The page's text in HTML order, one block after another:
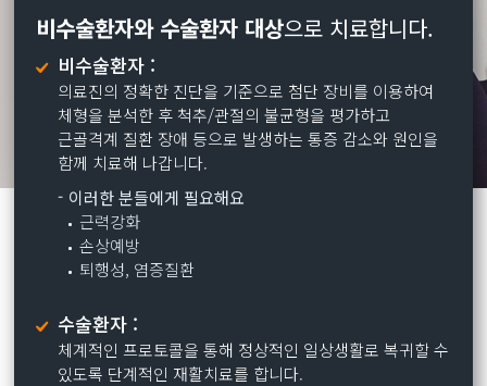
비수술환자와 수술환자 대상으로 치료합니다.
비수술환자 :
의료진의 정확한 진단을 기준으로 첨단 장비를 이용하여
체형을 분석한 후 척추/관절의 불균형을 평가하고
근골격계 질환 장애 등으로 발생하는 통증 감소와 원인을
함께 치료해 나갑니다.
이러한 분들에게 필요해요
근력강화
손상예방
퇴행성, 염증질환
수술환자 :
체계적인 프로토콜을 통해 정상적인 일상생활로 복귀할 수
있도록 단계적인 재활치료를 합니다.